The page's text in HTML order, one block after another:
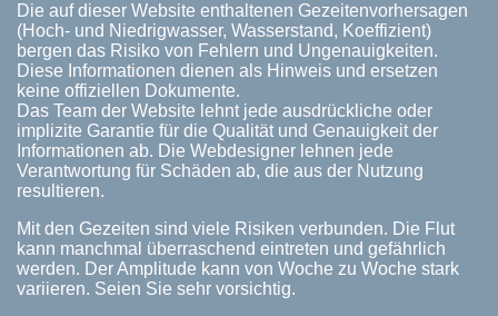
Die auf dieser Website enthaltenen Gezeitenvorhersagen
(Hoch- und Niedrigwasser, Wasserstand, Koeffizient)
bergen das Risiko von Fehlern und Ungenauigkeiten.
Diese Informationen dienen als Hinweis und ersetzen
keine offiziellen Dokumente.
Das Team der Website lehnt jede ausdrückliche oder
implizite Garantie für die Qualität und Genauigkeit der
Informationen ab. Die Webdesigner lehnen jede
Verantwortung für Schäden ab, die aus der Nutzung
resultieren.
Mit den Gezeiten sind viele Risiken verbunden. Die Flut
kann manchmal überraschend eintreten und gefährlich
werden. Der Amplitude kann von Woche zu Woche stark
variieren. Seien Sie sehr vorsichtig.